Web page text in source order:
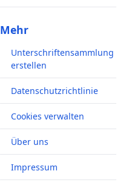
Mehr
Unterschriftensammlung
erstellen
Datenschutzrichtlinie
Cookies verwalten
Über uns
Impressum